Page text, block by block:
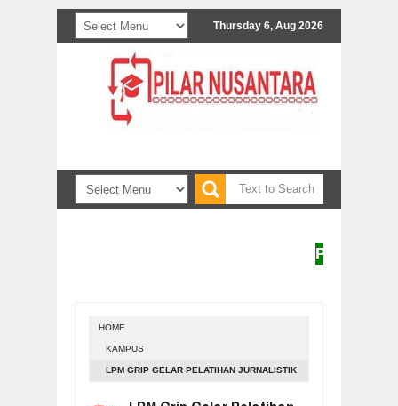
Thursday 6, Aug 2026
Penerbit
HOME
KAMPUS
LPM GRIP GELAR PELATIHAN JURNALISTIK